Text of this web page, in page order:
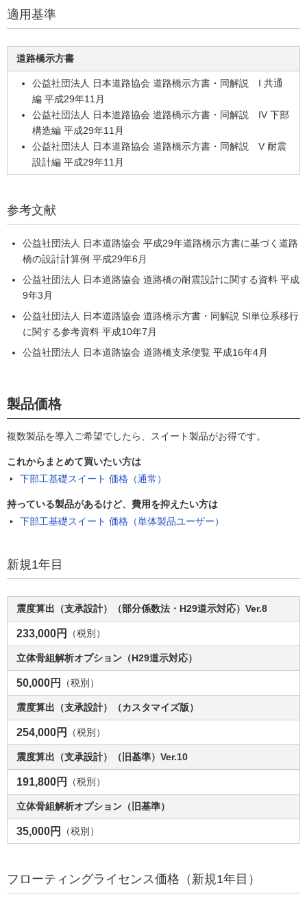
適用基準
道路橋示方書
公益社団法人 日本道路協会 道路橋示方書・同解説 I 共通
編 平成29年11月
公益社団法人 日本道路協会 道路橋示方書・同解説 IV 下部
構造編 平成29年11月
公益社団法人 日本道路協会 道路橋示方書・同解説 V 耐震
設計編 平成29年11月
参考文献
公益社団法人 日本道路協会 平成29年道路橋示方書に基づく道路
橋の設計計算例 平成29年6月
公益社団法人 日本道路協会 道路橋の耐震設計に関する資料 平成
9年3月
公益社団法人 日本道路協会 道路橋示方書・同解説 SI単位系移行
に関する参考資料 平成10年7月
公益社団法人 日本道路協会 道路橋支承便覧 平成16年4月
製品価格
複数製品を導入ご希望でしたら、スイート製品がお得です。
これからまとめて買いたい方は
下部工基礎スイート 価格（通常）
持っている製品があるけど、費用を抑えたい方は
下部工基礎スイート 価格（単体製品ユーザー）
新規1年目
震度算出（支承設計）（部分係数法・H29道示対応）Ver.8
233,000円 （税別）
立体骨組解析オプション（H29道示対応）
50,000円 （税別）
震度算出（支承設計）（カスタマイズ版）
254,000円 （税別）
震度算出（支承設計）（旧基準）Ver.10
191,800円 （税別）
立体骨組解析オプション（旧基準）
35,000円 （税別）
フローティングライセンス価格（新規1年目）